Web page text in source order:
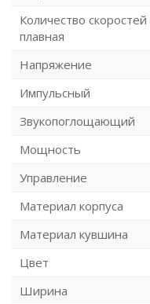
Количество скоростей
плавная
Напряжение
Импульсный
Звукопоглощающий
Мощность
Управление
Материал корпуса
Материал кувшина
Цвет
Ширина